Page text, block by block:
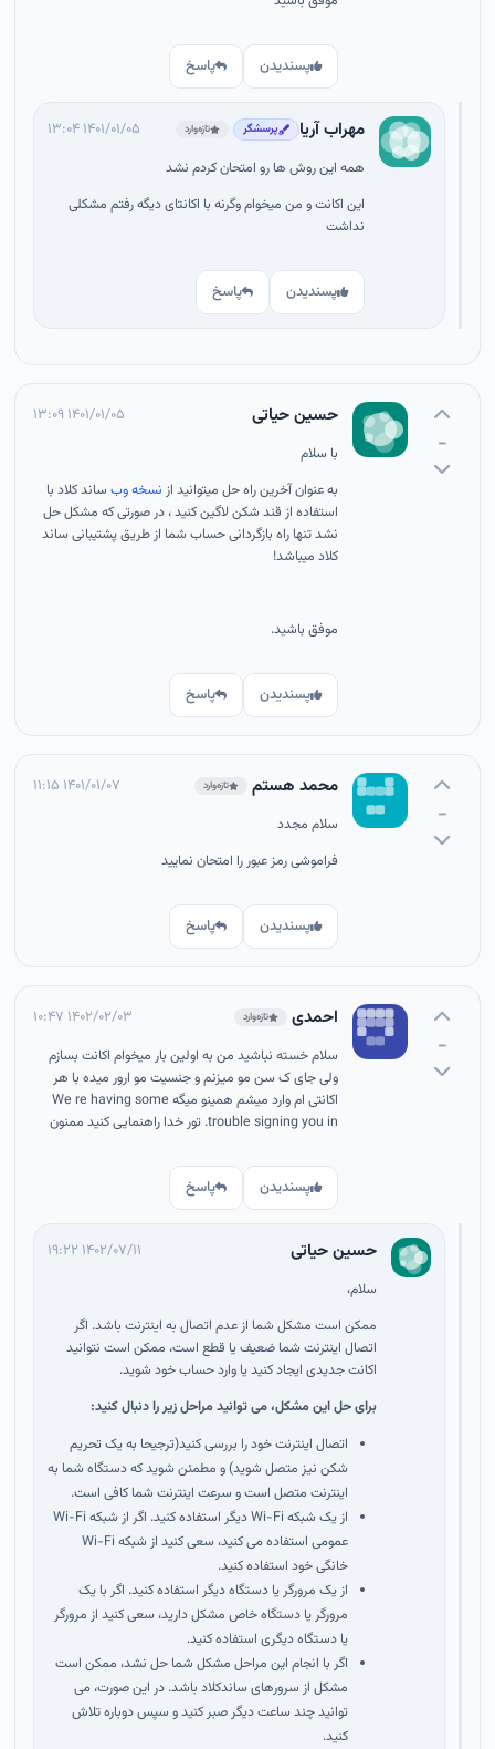
پسندیدن پاسخ
مهراب آریا پرسشگر تازه‌وارد
۱۴۰۱/۰۱/۰۵ ۱۳:۰۴
همه این روش ها رو امتحان کردم نشد
این اکانت و من میخوام وگرنه با اکانتای دیگه رفتم مشکلی
نداشت
پسندیدن پاسخ
-
حسین حیاتی
۱۴۰۱/۰۱/۰۵ ۱۳:۰۹
با سلام
به عنوان آخرین راه حل میتوانید از نسخه وب ساند کلاد با
استفاده از قند شکن لاگین کنید ، در صورتی که مشکل حل
نشد تنها راه بازگردانی حساب شما از طریق پشتیبانی ساند
کلاد میباشد!
موفق باشید.
پسندیدن پاسخ
-
محمد هستم تازه‌وارد
۱۴۰۱/۰۱/۰۷ ۱۱:۱۵
سلام مجدد
فراموشی رمز عبور را امتحان نمایید
پسندیدن پاسخ
-
احمدی تازه‌وارد
۱۴۰۲/۰۲/۰۳ ۱۰:۴۷
سلام خسته نباشید من به اولین بار میخوام اکانت بسازم
ولی جای ک سن مو میزنم و جنسیت مو ارور میده با هر
اکانتی ام وارد میشم همینو میگه We re having some
trouble signing you in. تور خدا راهنمایی کنید ممنون
پسندیدن پاسخ
حسین حیاتی
۱۴۰۲/۰۷/۱۱ ۱۹:۲۲
سلام،
ممکن است مشکل شما از عدم اتصال به اینترنت باشد. اگر
اتصال اینترنت شما ضعیف یا قطع است، ممکن است نتوانید
اکانت جدیدی ایجاد کنید یا وارد حساب خود شوید.
برای حل این مشکل، می توانید مراحل زیر را دنبال کنید:
اتصال اینترنت خود را بررسی کنید(ترجیحا به یک تحریم
شکن نیز متصل شوید) و مطمئن شوید که دستگاه شما به
اینترنت متصل است و سرعت اینترنت شما کافی است.
از یک شبکه Wi-Fi دیگر استفاده کنید. اگر از شبکه Wi-Fi
عمومی استفاده می کنید، سعی کنید از شبکه Wi-Fi
خانگی خود استفاده کنید.
از یک مرورگر یا دستگاه دیگر استفاده کنید. اگر با یک
مرورگر یا دستگاه خاص مشکل دارید، سعی کنید از مرورگر
یا دستگاه دیگری استفاده کنید.
اگر با انجام این مراحل مشکل شما حل نشد، ممکن است
مشکل از سرورهای ساندکلاد باشد. در این صورت، می
توانید چند ساعت دیگر صبر کنید و سپس دوباره تلاش
کنید.